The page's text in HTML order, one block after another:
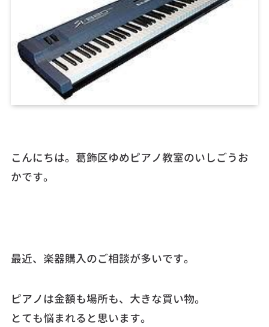
こんにちは。葛飾区ゆめピアノ教室のいしごうお
かです。
最近、楽器購入のご相談が多いです。
ピアノは金額も場所も、大きな買い物。
とても悩まれると思います。